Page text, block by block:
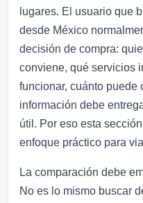
lugares. El usuario que
desde México
decisión de compra:
conviene, qué servicios
funcionar, cuánto puede
información debe
útil. Por eso esta
enfoque práctico para
La comparación debe
No es lo mismo buscar